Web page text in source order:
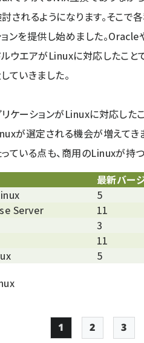
されるようになります。そこで
ンを提供し始めました。
ウエアがLinuxに対応したこと
ていきました。
ケーションがLinuxに対応した
が選定される機会が増えてき
ている点も、商用のLinuxが持つ
最新バー
5
Server
11
3
11
5
Page
1
Page
2
Page
3